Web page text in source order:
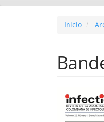
Inicio
Barra
lateral